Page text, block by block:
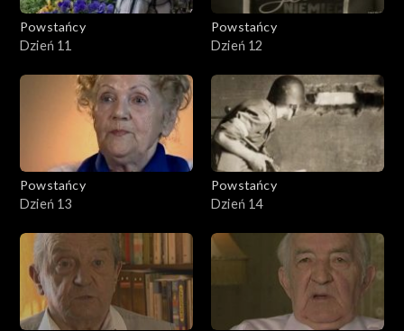
Powstańcy
Dzień 11
Powstańcy
Dzień 12
Powstańcy
Dzień 13
Powstańcy
Dzień 14